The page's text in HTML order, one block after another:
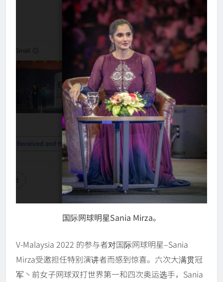
国际网球明星Sania Mirza。
V-Malaysia 2022 的参与者对国际网球明星–Sania
Mirza受邀担任特别演讲者而感到惊喜。六次大满贯冠
军丶前女子网球双打世界第一和四次奥运选手，Sania